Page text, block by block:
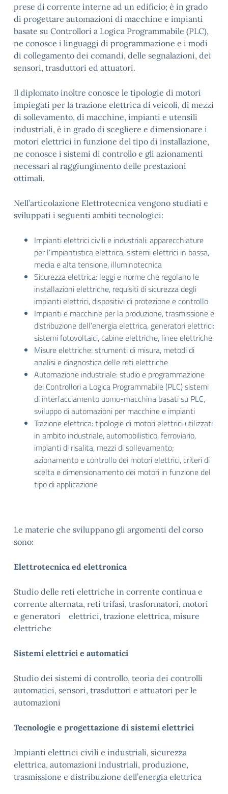
prese di corrente interne ad un edificio; è in grado
di progettare automazioni di macchine e impianti
basate su Controllori a Logica Programmabile (PLC),
ne conosce i linguaggi di programmazione e i modi
di collegamento dei comandi, delle segnalazioni, dei
sensori, trasduttori ed attuatori.
Il diplomato inoltre conosce le tipologie di motori
impiegati per la trazione elettrica di veicoli, di mezzi
di sollevamento, di macchine, impianti e utensili
industriali, è in grado di scegliere e dimensionare i
motori elettrici in funzione del tipo di installazione,
ne conosce i sistemi di controllo e gli azionamenti
necessari al raggiungimento delle prestazioni
ottimali.
Nell’articolazione Elettrotecnica vengono studiati e
sviluppati i seguenti ambiti tecnologici:
Impianti elettrici civili e industriali: apparecchiature
per l’impiantistica elettrica, sistemi elettrici in bassa,
media e alta tensione, illuminotecnica
Sicurezza elettrica: leggi e norme che regolano le
installazioni elettriche, requisiti di sicurezza degli
impianti elettrici, dispositivi di protezione e controllo
Impianti e macchine per la produzione, trasmissione e
distribuzione dell’energia elettrica, generatori elettrici:
sistemi fotovoltaici, cabine elettriche, linee elettriche.
Misure elettriche: strumenti di misura, metodi di
analisi e diagnostica delle reti elettriche
Automazione industriale: studio e programmazione
dei Controllori a Logica Programmabile (PLC) sistemi
di interfacciamento uomo-macchina basati su PLC,
sviluppo di automazioni per macchine e impianti
Trazione elettrica: tipologie di motori elettrici utilizzati
in ambito industriale, automobilistico, ferroviario,
impianti di risalita, mezzi di sollevamento;
azionamento e controllo dei motori elettrici, criteri di
scelta e dimensionamento dei motori in funzione del
tipo di applicazione
Le materie che sviluppano gli argomenti del corso
sono:
Elettrotecnica ed elettronica
Studio delle reti elettriche in corrente continua e
corrente alternata, reti trifasi, trasformatori, motori
e generatori elettrici, trazione elettrica, misure
elettriche
Sistemi elettrici e automatici
Studio dei sistemi di controllo, teoria dei controlli
automatici, sensori, trasduttori e attuatori per le
automazioni
Tecnologie e progettazione di sistemi elettrici
Impianti elettrici civili e industriali, sicurezza
elettrica, automazioni industriali, produzione,
trasmissione e distribuzione dell’energia elettrica